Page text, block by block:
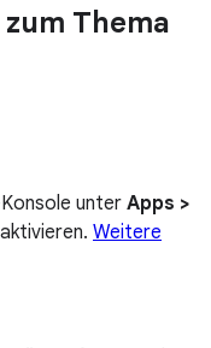
Thema
unter Apps >
Weitere